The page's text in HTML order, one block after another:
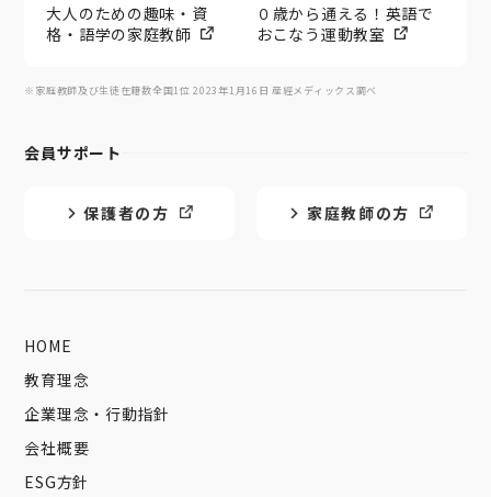
大人のための趣味・資
格・語学の家庭教師
０歳から通える！英語で
おこなう運動教室
※家庭教師及び生徒在籍数全国1位 2023年1月16日 産經メディックス調べ
会員サポート
保護者の方 家庭教師の方
HOME
教育理念
企業理念・行動指針
会社概要
ESG方針